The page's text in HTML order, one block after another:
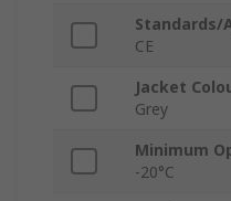
Standards/
CE
Jacket
Grey
Minimum
-20°C